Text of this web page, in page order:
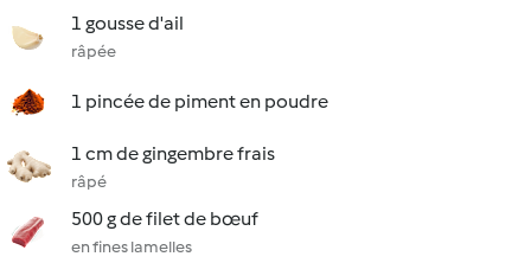
1 gousse d'ail
râpée
1 pincée de piment en poudre
1 cm de gingembre frais
râpé
500 g de filet de bœuf
en fines lamelles